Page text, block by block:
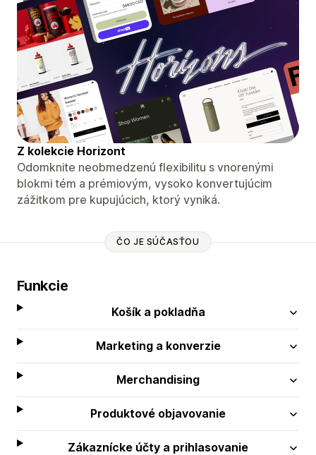
Z kolekcie Horizont
Odomknite neobmedzenú flexibilitu s vnorenými
blokmi tém a prémiovým, vysoko konvertujúcim
zážitkom pre kupujúcich, ktorý vyniká.
ČO JE SÚČASŤOU
Funkcie
Košík a pokladňa
Marketing a konverzie
Merchandising
Produktové objavovanie
Zákaznícke účty a prihlasovanie